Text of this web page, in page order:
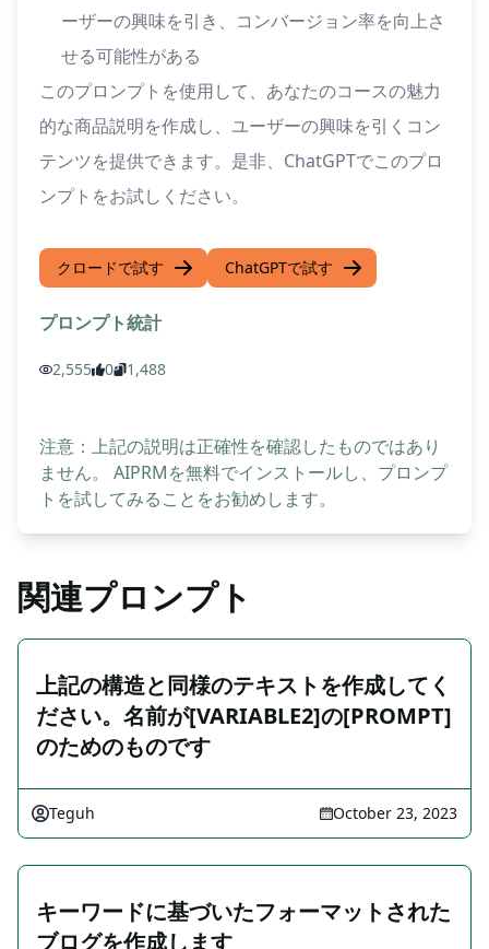
ーザーの興味を引き、コンバージョン率を向上さ
せる可能性がある
このプロンプトを使用して、あなたのコースの魅力
的な商品説明を作成し、ユーザーの興味を引くコン
テンツを提供できます。是非、ChatGPTでこのプロ
ンプトをお試しください。
クロードで試す ChatGPTで試す
プロンプト統計
2,555 0 1,488
注意：上記の説明は正確性を確認したものではあり
ません。 AIPRMを無料でインストールし、プロンプ
トを試してみることをお勧めします。
関連プロンプト
上記の構造と同様のテキストを作成してく
ださい。名前が[VARIABLE2]の[PROMPT]
のためのものです
Teguh October 23, 2023
キーワードに基づいたフォーマットされた
ブログを作成します